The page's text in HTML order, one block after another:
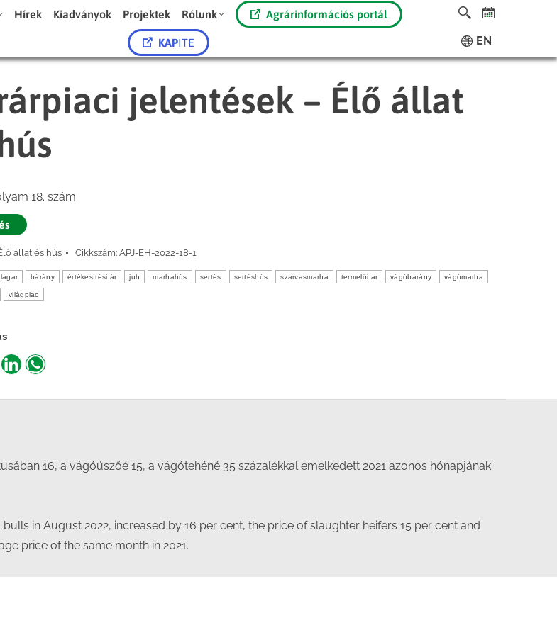
Hírek Kiadványok Projektek Rólunk Agrárinformációs portál
KAPITE EN
jelentések – Élő állat
18. szám
állat és hús Cikkszám: APJ-EH-2022-18-1
bárány értékesítési ár juh marhahús sertés sertéshús szarvasmarha termelői ár vágóbárány vágómarha
világpiac
ShareShare
16, a vágóüszőé 15, a vágótehéné 35 százalékkal emelkedett 2021 azonos hónapjának
in August 2022, increased by 16 per cent, the price of slaughter heifers 15 per cent and
price of the same month in 2021.